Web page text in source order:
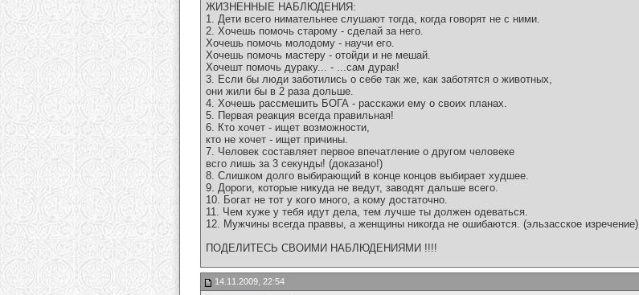
ЖИЗНЕННЫЕ НАБЛЮДЕНИЯ:
1. Дети всего нимательнее слушают тогда, когда говорят не с ними.
2. Хочешь помочь старому - сделай за него.
Хочешь помочь молодому - научи его.
Хочешь помочь мастеру - отойди и не мешай.
Хочешт помочь дураку... - ...сам дурак!
3. Если бы люди заботились о себе так же, как заботятся о животных,
они жили бы в 2 раза дольше.
4. Хочешь рассмешить БОГА - расскажи ему о своих планах.
5. Первая реакция всегда правильная!
6. Кто хочет - ищет возможности,
кто не хочет - ищет причины.
7. Человек составляет первое впечатление о другом человеке
всго лишь за 3 секунды! (доказано!)
8. Слишком долго выбирающий в конце концов выбирает худшее.
9. Дороги, которые никуда не ведут, заводят дальше всего.
10. Богат не тот у кого много, а кому достаточно.
11. Чем хуже у тебя идут дела, тем лучше ты должен одеваться.
12. Мужчины всегда праввы, а женщины никогда не ошибаются. (эльзасское изречение)
ПОДЕЛИТЕСЬ СВОИМИ НАБЛЮДЕНИЯМИ !!!!
14.11.2009, 22:54